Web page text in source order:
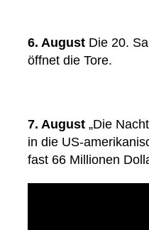
6. August Die 20.
öffnet die Tore.
7. August „Die
in die US-
fast 66 Millionen